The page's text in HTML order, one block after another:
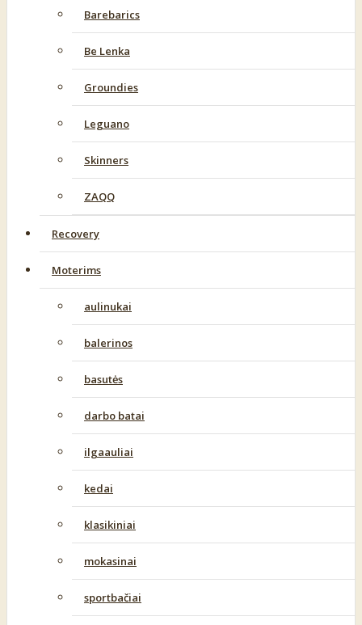
Barebarics
Be Lenka
Groundies
Leguano
Skinners
ZAQQ
Recovery
Moterims
aulinukai
balerinos
basutės
darbo batai
ilgaauliai
kedai
klasikiniai
mokasinai
sportbačiai